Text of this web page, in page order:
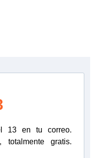
13 en tu correo.
totalmente gratis.